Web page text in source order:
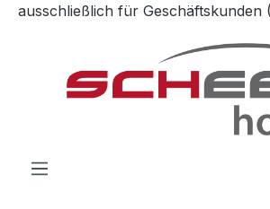
Zum Hauptinhalt springen
ausschließlich für Geschäftskunden